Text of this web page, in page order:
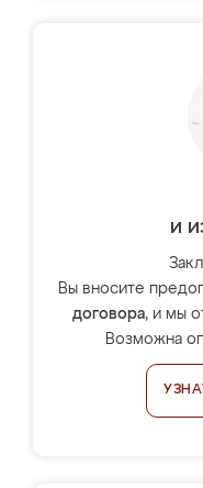
и
Вы вносите
договора, и мы
Возможна